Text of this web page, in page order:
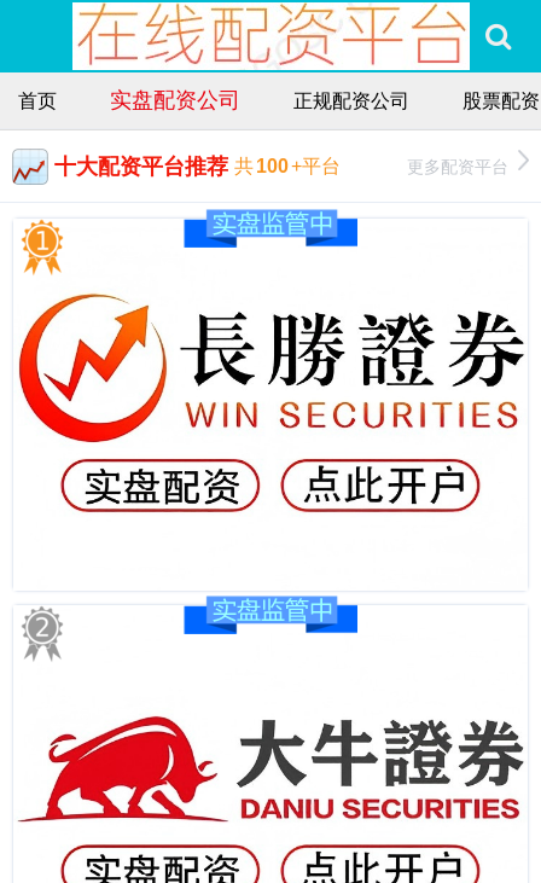
首页 实盘配资公司 正规配资公司 股票配资
十大配资平台推荐 共100+平台 更多配资平台